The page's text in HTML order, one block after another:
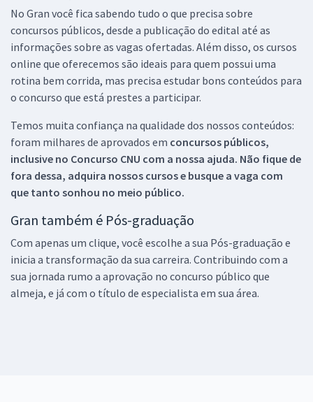
No Gran você fica sabendo tudo o que precisa sobre
concursos públicos, desde a publicação do edital até as
informações sobre as vagas ofertadas. Além disso, os cursos
online que oferecemos são ideais para quem possui uma
rotina bem corrida, mas precisa estudar bons conteúdos para
o concurso que está prestes a participar.
Temos muita confiança na qualidade dos nossos conteúdos:
foram milhares de aprovados em concursos públicos,
inclusive no Concurso CNU com a nossa ajuda. Não fique de
fora dessa, adquira nossos cursos e busque a vaga com
que tanto sonhou no meio público.
Gran também é Pós-graduação
Com apenas um clique, você escolhe a sua Pós-graduação e
inicia a transformação da sua carreira. Contribuindo com a
sua jornada rumo a aprovação no concurso público que
almeja, e já com o título de especialista em sua área.